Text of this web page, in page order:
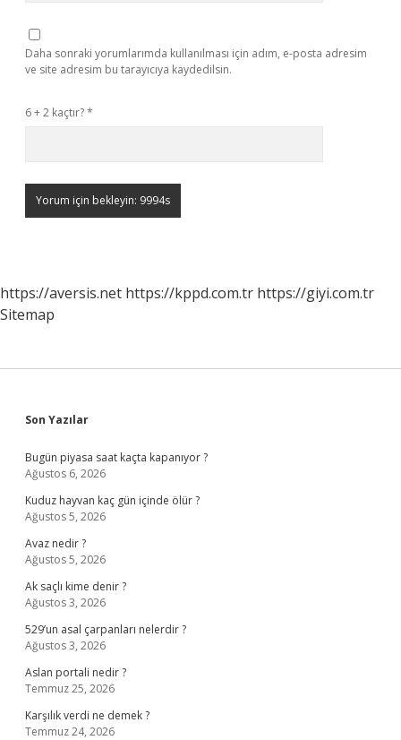
Daha sonraki yorumlarımda kullanılması için adım, e-posta adresim
ve site adresim bu tarayıcıya kaydedilsin.
6 + 2 kaçtır?*
https://aversis.net https://kppd.com.tr https://giyi.com.tr
Sitemap
Sidebar
Son Yazılar
Bugün piyasa saat kaçta kapanıyor ?
Ağustos 6, 2026
Kuduz hayvan kaç gün içinde ölür ?
Ağustos 5, 2026
Avaz nedir ?
Ağustos 5, 2026
Ak saçlı kime denir ?
Ağustos 3, 2026
529’un asal çarpanları nelerdir ?
Ağustos 3, 2026
Aslan portali nedir ?
Temmuz 25, 2026
Karşılık verdi ne demek ?
Temmuz 24, 2026